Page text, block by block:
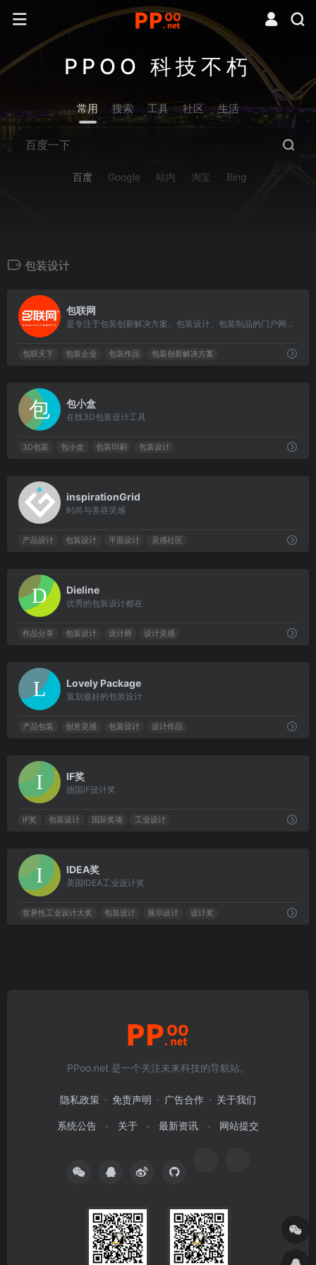
PPOO 科技不朽
常用 搜索 工具 社区 生活
百度 Google 站内 淘宝 Bing
包装设计
包联网
是专注于包装创新解决方案、包装设计、包装制品的门户网站，前身是“中国包装设计网”
包联天下 包装企业 包装作品 包装创新解决方案
包小盒
在线3D包装设计工具
3D包装 包小盒 包装印刷 包装设计
inspirationGrid
时尚与美容灵感
产品设计 包装设计 平面设计 灵感社区
Dieline
优秀的包装设计都在
作品分享 包装设计 设计师 设计灵感
Lovely Package
策划最好的包装设计
产品包装 创意灵感 包装设计 设计作品
IF奖
德国iF设计奖
IF奖 包装设计 国际奖项 工业设计
IDEA奖
美国IDEA工业设计奖
世界性工业设计大奖 包装设计 展示设计 设计奖
PPoo.net 是一个关注未来科技的导航站。
隐私政策 免责声明 广告合作 关于我们
系统公告 关于 最新资讯 网站提交